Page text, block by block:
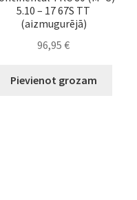
5.10 – 17 67S TT
(aizmugurējā)
96,95€
Pievienot grozam